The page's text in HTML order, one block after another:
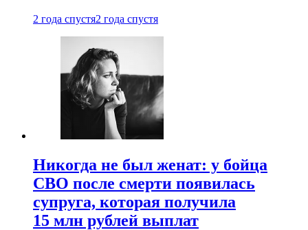
2 года спустя2 года спустя
Никогда не был женат: у бойца
СВО после смерти появилась
супруга, которая получила
15 млн рублей выплат